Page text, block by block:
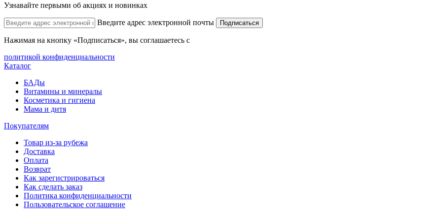
Узнавайте первыми об акциях и новинках
Введите адрес электронной почты Подписаться
Нажимая на кнопку «Подписаться», вы соглашаетесь с
политикой конфиденциальности
Каталог
БАДы
Витамины и минералы
Косметика и гигиена
Мама и дитя
Покупателям
Товар из-за рубежа
Доставка
Оплата
Возврат
Как зарегистрироваться
Как сделать заказ
Политика конфиденциальности
Пользовательское соглашение